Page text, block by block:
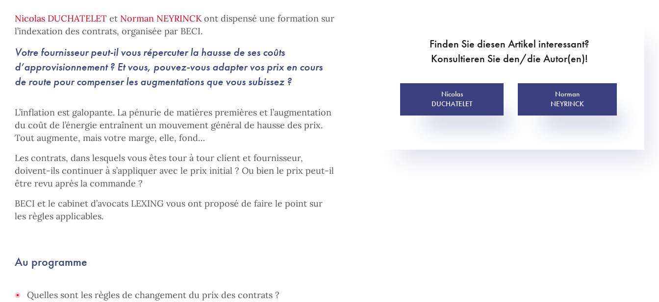
Nicolas DUCHATELET et Norman NEYRINCKont dispensé une formation sur
l’indexation des contrats, organisée par BECI.
Votre fournisseur peut-il vous répercuter la hausse de ses coûts
d’approvisionnement ? Et vous, pouvez-vous adapter vos prix en cours
de route pour compenser les augmentations que vous subissez ?
L’inflation est galopante. La pénurie de matières premières et l’augmentation
du coût de l’énergie entraînent un mouvement général de hausse des prix.
Tout augmente, mais votre marge, elle, fond…
Les contrats, dans lesquels vous êtes tour à tour client et fournisseur,
doivent-ils continuer à s’appliquer avec le prix initial ? Ou bien le prix peut-il
être revu après la commande ?
BECI et le cabinet d’avocats LEXING vous ont proposé de faire le point sur
les règles applicables.
Au programme
Quelles sont les règles de changement du prix des contrats ?
Finden Sie diesen Artikel interessant?
Konsultieren Sie den/die Autor(en)!
Nicolas
DUCHATELET
Norman
NEYRINCK